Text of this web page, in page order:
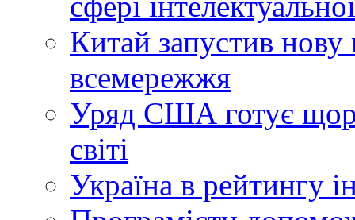
Китай запустив
всемережжя
Уряд США готує
світі
Україна в рейтингу